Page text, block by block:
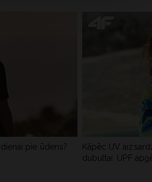
pie ūdens?
Kāpēc UV
dubultai: UPF